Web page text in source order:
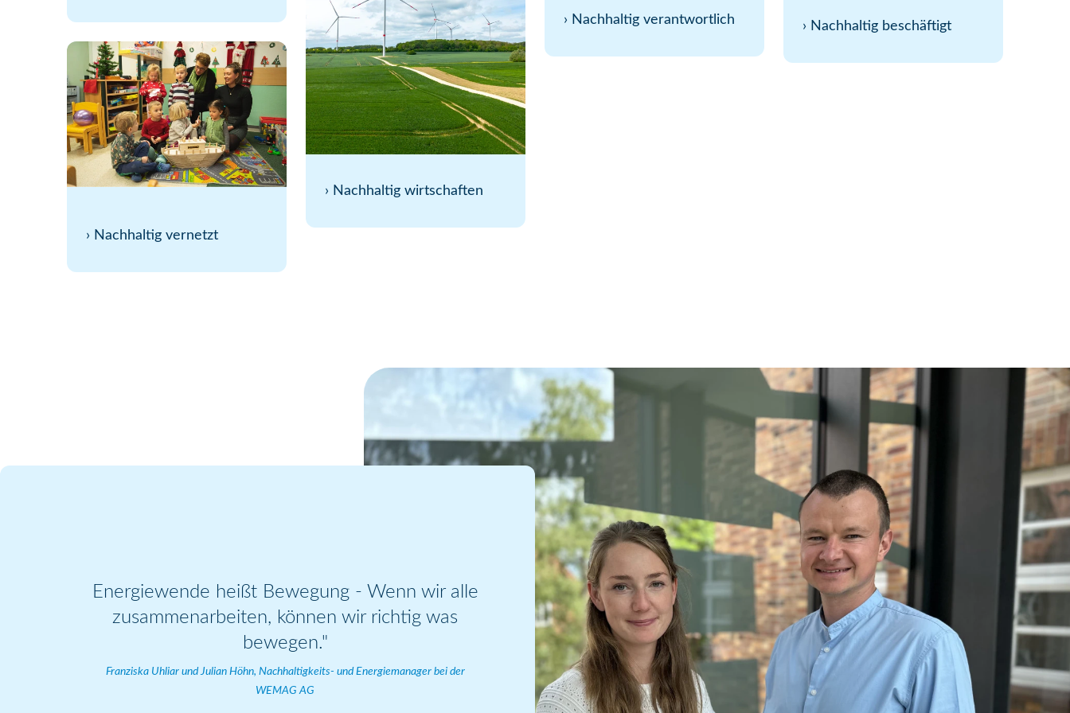
› Nachhaltig wirtschaften
› Nachhaltig verantwortlich › Nachhaltig beschäftigt
› Nachhaltig vernetzt
Energiewende heißt Bewegung - Wenn wir alle
zusammenarbeiten, können wir richtig was
bewegen."
Franziska Uhliar und Julian Höhn, Nachhaltigkeits- und Energiemanager bei der
WEMAG AG